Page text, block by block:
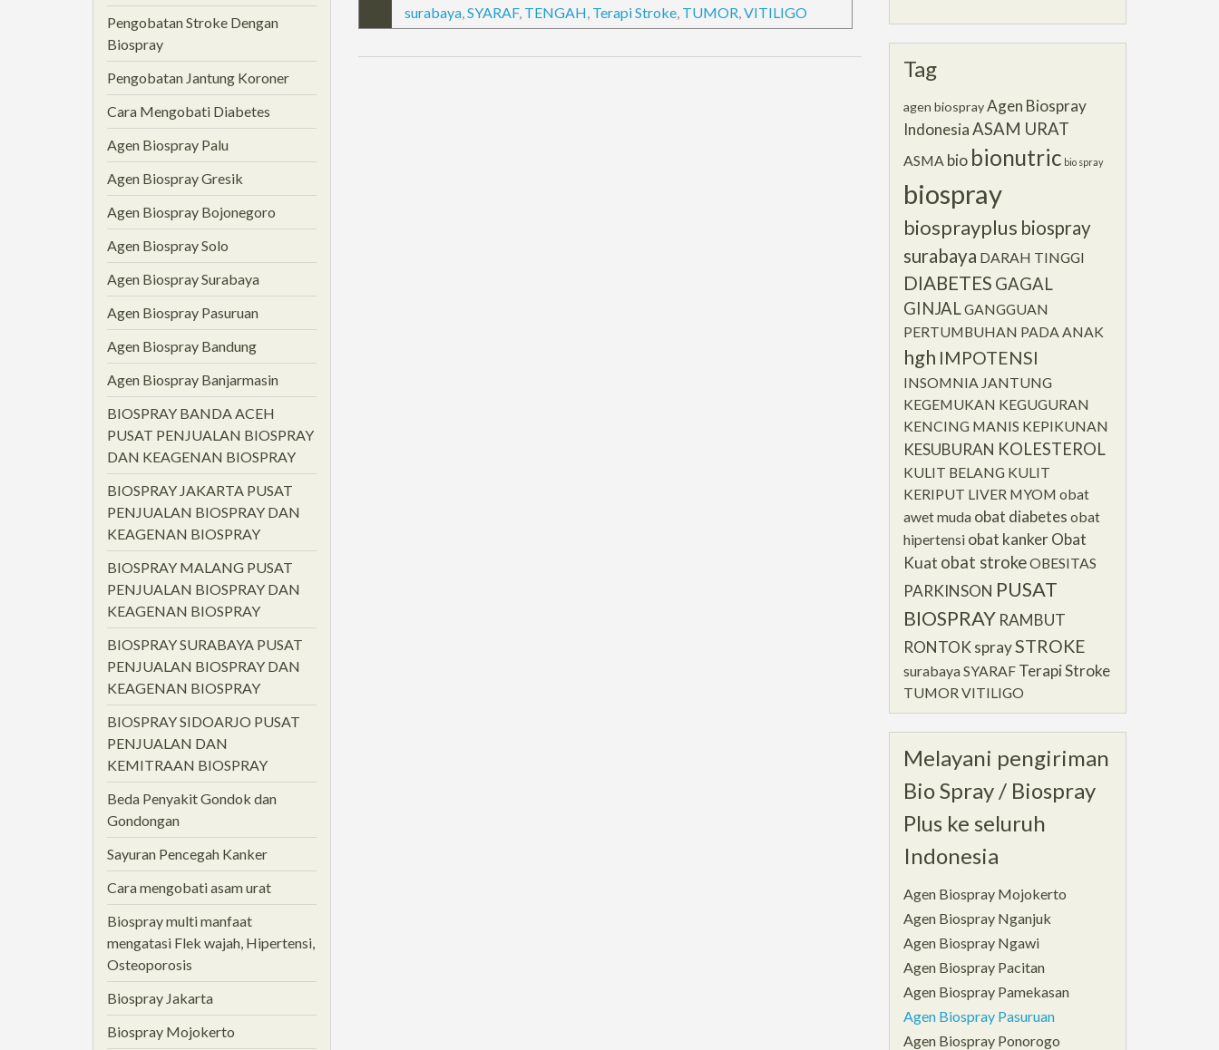
surabaya,SYARAF, TENGAH, Terapi Stroke, TUMOR,VITILIGO
Tag
agen biospray Agen Biospray
IndonesiaASAM URAT
ASMA bio bionutric bio spray
biospray
biosprayplus biospray
surabaya DARAH TINGGI
DIABETES GAGAL
GINJALGANGGUAN
PERTUMBUHAN PADA ANAK
hgh IMPOTENSI
INSOMNIA JANTUNG
KEGEMUKAN KEGUGURAN
KENCING MANIS KEPIKUNAN
KESUBURAN KOLESTEROL
KULIT BELANG KULIT
KERIPUT LIVER MYOM obat
awet muda obat diabetes obat
hipertensi obat kanker Obat
Kuat obat strokeOBESITAS
PARKINSON PUSAT
BIOSPRAY RAMBUT
RONTOK spraySTROKE
surabaya SYARAF Terapi Stroke
TUMOR VITILIGO
Melayani pengiriman
Bio Spray / Biospray
Plus ke seluruh
Indonesia
Agen Biospray Mojokerto
Agen Biospray Nganjuk
Agen Biospray Ngawi
Agen Biospray Pacitan
Agen Biospray Pamekasan
Agen Biospray Pasuruan
Agen Biospray Ponorogo
Pengobatan Stroke Dengan
Biospray
Pengobatan Jantung Koroner
Cara Mengobati Diabetes
Agen Biospray Palu
Agen Biospray Gresik
Agen Biospray Bojonegoro
Agen Biospray Solo
Agen Biospray Surabaya
Agen Biospray Pasuruan
Agen Biospray Bandung
Agen Biospray Banjarmasin
BIOSPRAY BANDA ACEH
PUSAT PENJUALAN BIOSPRAY
DAN KEAGENAN BIOSPRAY
BIOSPRAY JAKARTA PUSAT
PENJUALAN BIOSPRAY DAN
KEAGENAN BIOSPRAY
BIOSPRAY MALANG PUSAT
PENJUALAN BIOSPRAY DAN
KEAGENAN BIOSPRAY
BIOSPRAY SURABAYA PUSAT
PENJUALAN BIOSPRAY DAN
KEAGENAN BIOSPRAY
BIOSPRAY SIDOARJO PUSAT
PENJUALAN DAN
KEMITRAAN BIOSPRAY
Beda Penyakit Gondok dan
Gondongan
Sayuran Pencegah Kanker
Cara mengobati asam urat
Biospray multi manfaat
mengatasi Flek wajah, Hipertensi,
Osteoporosis
Biospray Jakarta
Biospray Mojokerto